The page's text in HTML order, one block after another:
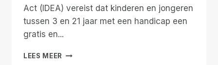
Act (IDEA) vereist dat kinderen en jongeren
tussen 3 en 21 jaar met een handicap een
gratis en...
LEES MEER PAK